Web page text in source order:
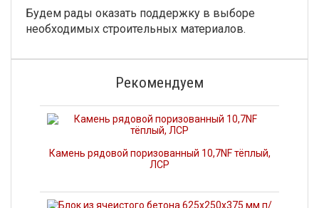
Будем рады оказать поддержку в выборе
необходимых строительных материалов.
Рекомендуем
Камень рядовой поризованный 10,7NF тёплый,
ЛСР